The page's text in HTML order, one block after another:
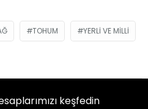
TOHUM YERLI VE MILLI
keşfedin